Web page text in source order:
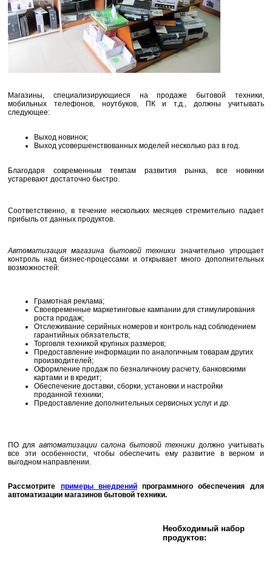
Магазины, специализирующиеся на продаже бытовой техники,
мобильных телефонов, ноутбуков, ПК и т.д., должны учитывать
следующее:
Выход новинок;
Выход усовершенствованных моделей несколько раз в год.
Благодаря современным темпам развития рынка, все новинки
устаревают достаточно быстро.
Соответственно, в течение нескольких месяцев стремительно падает
прибыль от данных продуктов.
Автоматизация магазина бытовой техники значительно упрощает
контроль над бизнес-процессами и открывает много дополнительных
возможностей:
Грамотная реклама;
Своевременные маркетинговые кампании для стимулирования
роста продаж;
Отслеживание серийных номеров и контроль над соблюдением
гарантийных обязательств;
Торговля техникой крупных размеров;
Предоставление информации по аналогичным товарам других
производителей;
Оформление продаж по безналичному расчету, банковскими
картами и в кредит;
Обеспечение доставки, сборки, установки и настройки
проданной техники;
Предоставление дополнительных сервисных услуг и др.
ПО дляавтоматизации салона бытовой техникидолжно учитывать
все эти особенности, чтобы обеспечить ему развитие в верном и
выгодном направлении.
Рассмотрите примерывнедренийпрограммного обеспечения для
автоматизации магазинов бытовой техники.
Необходимый набор
продуктов: